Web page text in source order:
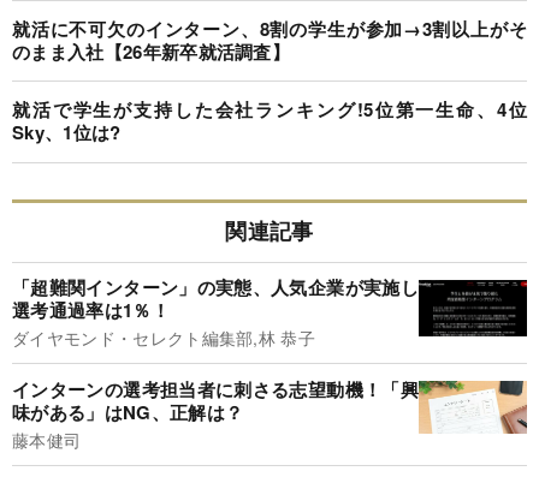
就活に不可欠のインターン、8割の学生が参加→3割以上がそ
のまま入社【26年新卒就活調査】
就活で学生が支持した会社ランキング!5位第一生命、4位
Sky、1位は?
関連記事
「超難関インターン」の実態、人気企業が実施し
選考通過率は1％！
ダイヤモンド・セレクト編集部,林 恭子
インターンの選考担当者に刺さる志望動機！「興
味がある」はNG、正解は？
藤本健司